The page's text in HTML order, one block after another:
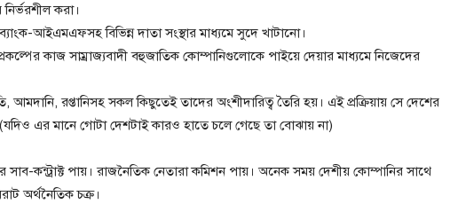
করা।
আইএমএফসহ বিভিন্ন দাতা সংস্থার মাধ্যমে সুদে খাটানো।
কাজ সাম্রাজ্যবাদী বহুজাতিক কোম্পানিগুলোকে পাইয়ে দেয়ার মাধ্যমে নিজেদের
আমদানি, রপ্তানিসহ সকল কিছুতেই তাদের অংশীদারিত্ব তৈরি হয়। এই প্রক্রিয়ায় সে দেশের
এর মানে গোটা দেশটাই কারও হাতে চলে গেছে তা বোঝায় না)
কন্ট্রাক্ট পায়। রাজনৈতিক নেতারা কমিশন পায়। অনেক সময় দেশীয় কোম্পানির সাথে
অর্থনৈতিক চক্র।